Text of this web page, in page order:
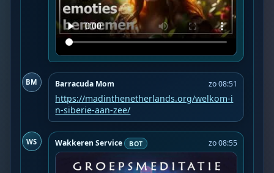
BM Barracuda Mom zo 08:51
https://madinthenetherlands.org/welkom-i
n-siberie-aan-zee/
WS Wakkeren Service BOT zo 08:55